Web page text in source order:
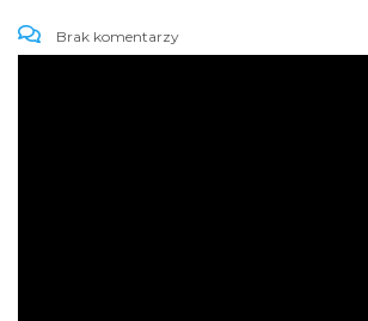
Brak komentarzy